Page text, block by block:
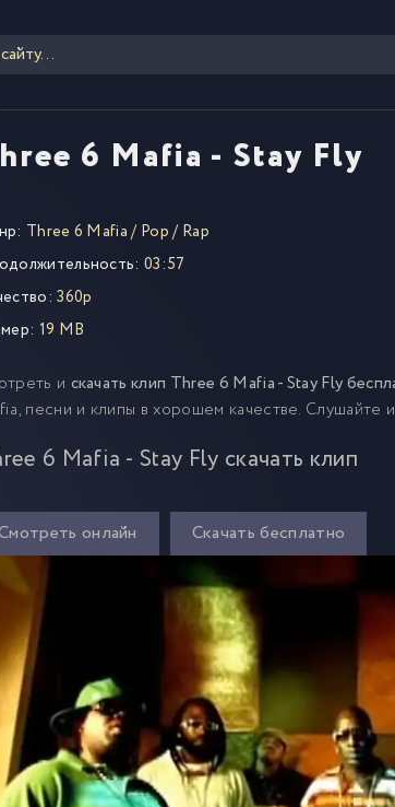
6 Mafia - Stay Fly
Three 6 Mafia/ Pop/ Rap
03:57
360p
19 MB
и скачать клип Three 6 Mafia - Stay Fly
песни и клипы в хорошем качестве.
6 Mafia - Stay Fly скачать клип
онлайн Скачать бесплатно